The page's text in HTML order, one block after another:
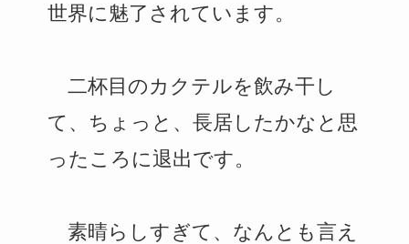
世界に魅了されています。
二杯目のカクテルを飲み干し
て、ちょっと、長居したかなと思
ったころに退出です。
素晴らしすぎて、なんとも言え